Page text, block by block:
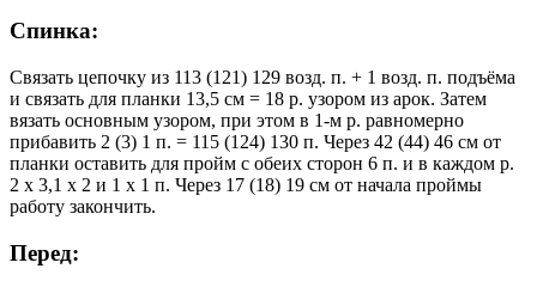
Спинка:
Связать цепочку из 113 (121) 129 возд. п. + 1 возд. п. подъёма
и связать для планки 13,5 см = 18 р. узором из арок. Затем
вязать основным узором, при этом в 1-м р. равномерно
прибавить 2 (3) 1 п. = 115 (124) 130 п. Через 42 (44) 46 см от
планки оставить для пройм с обеих сторон 6 п. и в каждом р.
2 х 3,1 х 2 и 1 х 1 п. Через 17 (18) 19 см от начала проймы
работу закончить.
Перед: